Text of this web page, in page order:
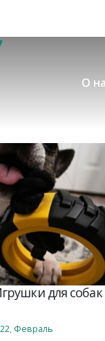
О
для собак
, Февраль